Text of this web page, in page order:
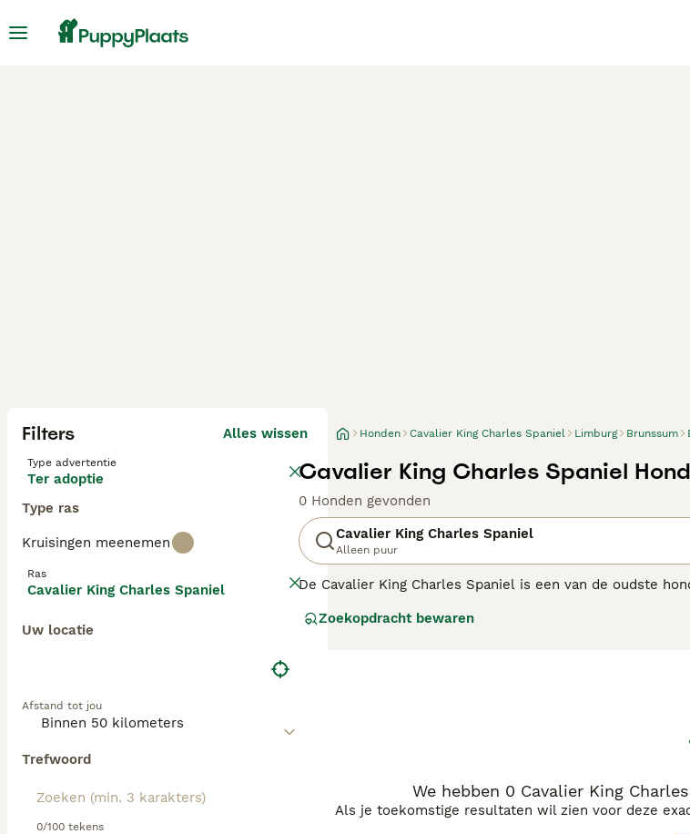
Filters Alles wissen
Type advertentie
Ter adoptie
Type ras
Kruisingen meenemen
Ras
Cavalier King Charles Spaniel
Uw locatie
Afstand tot jou
Trefwoord
0/100 tekens
Honden Cavalier King Charles Spaniel Limburg Brunssum
Cavalier King Charles Spaniel
0 Honden gevonden
Cavalier King Charles Spaniel
Alleen puur
De Cavalier King Charles Spaniel is een van de oudste
King Charles neven en hebben ook een langere, minder
Zoekopdracht bewaren
We hebben 0 Cavalier King
Als je toekomstige resultaten wil zien voor deze